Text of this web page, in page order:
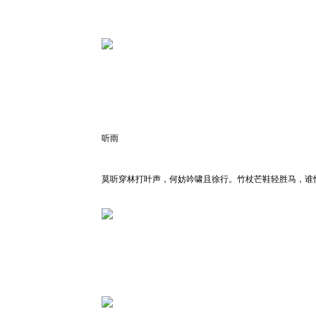
听雨
莫听穿林打叶声，何妨吟啸且徐行。竹杖芒鞋轻胜马，谁